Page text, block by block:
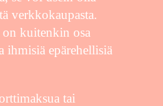
verkkokaupasta.
kuitenkin osa
ihmisiä epärehellisiä
tai